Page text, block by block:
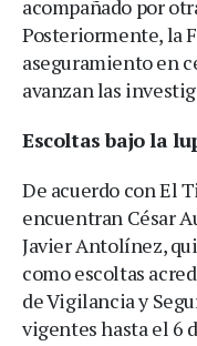
acompañado por
Posteriormente, la
aseguramiento en
avanzan las
Escoltas bajo la
De acuerdo con El
encuentran César
Javier Antolínez,
como escoltas
de Vigilancia y
vigentes hasta el 6